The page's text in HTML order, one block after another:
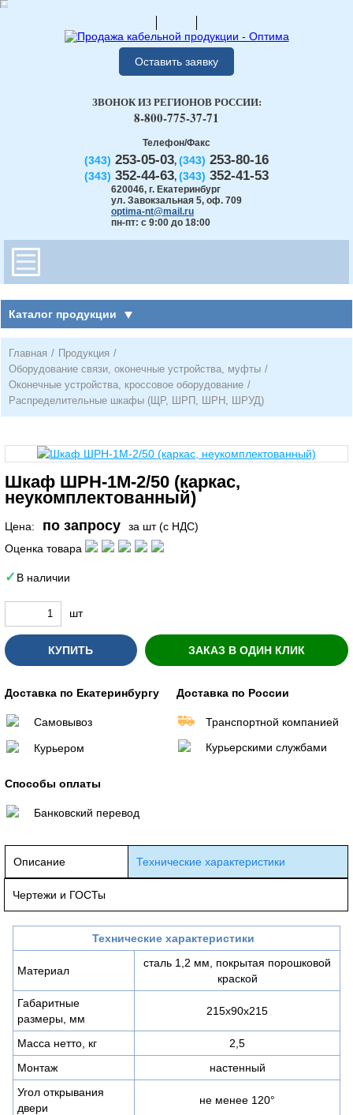
Оставить заявку
Телефон/Факс
(343) 253-05-03, (343) 253-80-16
(343) 352-44-63, (343) 352-41-53
620046, г. Екатеринбург
ул. Завокзальная 5, оф. 709
optima-nt@mail.ru
пн-пт: с 9:00 до 18:00
ЗВОНОК ИЗ РЕГИОНОВ РОССИИ:
8-800-775-37-71
Каталог продукции
Главная / Продукция /
Оборудование связи, оконечные устройства, муфты /
Оконечные устройства, кроссовое оборудование /
Распределительные шкафы (ЩР, ШРП, ШРН, ШРУД)
Шкаф ШРН-1М-2/50 (каркас,
неукомплектованный)
Цена: по запросу
за шт (с НДС)
Оценка товара
В наличии
шт
КУПИТЬ ЗАКАЗ В ОДИН КЛИК
Доставка по Екатеринбургу
Самовывоз
Курьером
Доставка по России
Транспортной компанией
Курьерскими службами
Способы оплаты
Банковский перевод
Описание Технические характеристики
Чертежи и ГОСТы
Технические характеристики
Материал
сталь 1,2 мм, покрытая порошковой
краской
Габаритные
размеры, мм
215х90х215
Масса нетто, кг
2,5
Монтаж
настенный
Угол открывания
двери
не менее 120°